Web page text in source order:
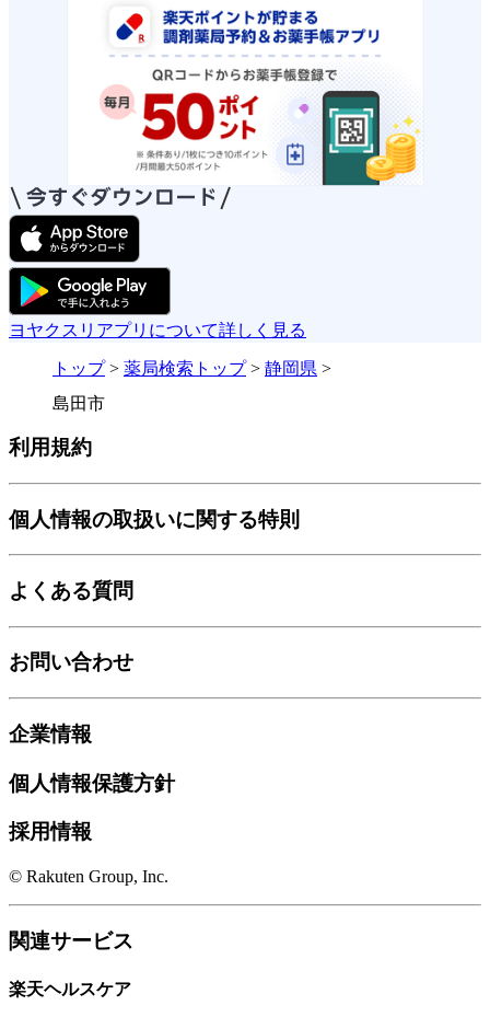
ヨヤクスリアプリについて詳しく見る
トップ> 薬局検索トップ> 静岡県 >
島田市
利用規約
個人情報の取扱いに関する特則
よくある質問
お問い合わせ
企業情報
個人情報保護方針
採用情報
© Rakuten Group, Inc.
関連サービス
楽天ヘルスケア